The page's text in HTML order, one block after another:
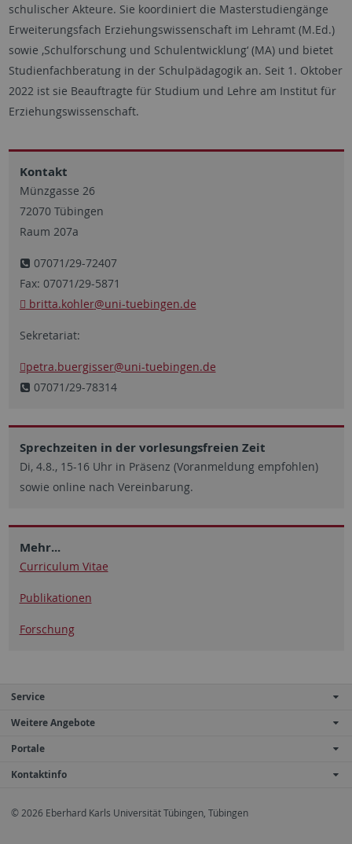
schulischer Akteure. Sie koordiniert die Masterstudiengänge
Erweiterungsfach Erziehungswissenschaft im Lehramt (M.Ed.)
sowie ‚Schulforschung und Schulentwicklung‘ (MA) und bietet
Studienfachberatung in der Schulpädagogik an. Seit 1. Oktober
2022 ist sie Beauftragte für Studium und Lehre am Institut für
Erziehungswissenschaft.
Kontakt
Münzgasse 26
72070 Tübingen
Raum 207a
07071/29-72407
Fax: 07071/29-5871
britta.kohler@uni-tuebingen.de
Sekretariat:
petra.buergisser@uni-tuebingen.de
07071/29-78314
Sprechzeiten in der vorlesungsfreien Zeit
Di, 4.8., 15-16 Uhr in Präsenz (Voranmeldung empfohlen)
sowie online nach Vereinbarung.
Mehr...
Curriculum Vitae
Publikationen
Forschung
Service
Weitere Angebote
Portale
Kontaktinfo
© 2026 Eberhard Karls Universität Tübingen, Tübingen